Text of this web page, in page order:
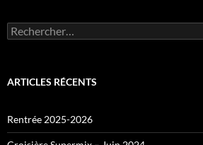
Rechercher :
ARTICLES RÉCENTS
Rentrée 2025-2026